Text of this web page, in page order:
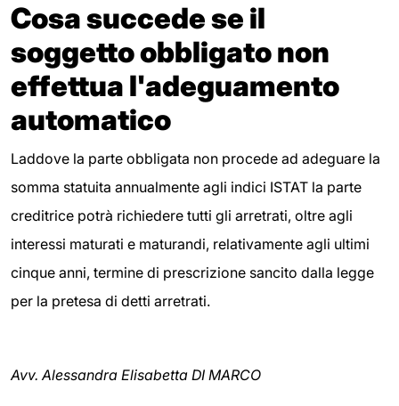
Cosa succede se il
soggetto obbligato non
effettua l'adeguamento
automatico
Laddove la parte obbligata non procede ad adeguare la
somma statuita annualmente agli indici ISTAT la parte
creditrice potrà richiedere tutti gli arretrati, oltre agli
interessi maturati e maturandi, relativamente agli ultimi
cinque anni, termine di prescrizione sancito dalla legge
per la pretesa di detti arretrati.
Avv. Alessandra Elisabetta DI MARCO